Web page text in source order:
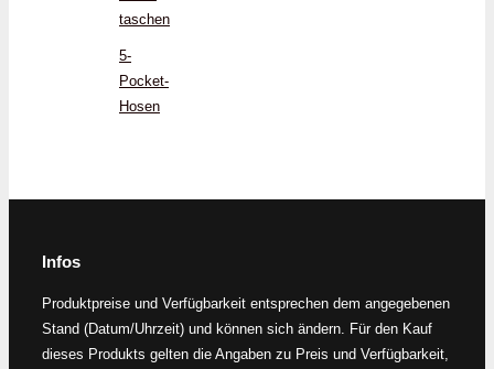
taschen
5-
Pocket-
Hosen
Infos
Produktpreise und Verfügbarkeit entsprechen dem angegebenen
Stand (Datum/Uhrzeit) und können sich ändern. Für den Kauf
dieses Produkts gelten die Angaben zu Preis und Verfügbarkeit,